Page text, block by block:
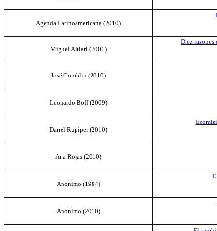
Agenda Latinoamericana (2010)
Miguel Altiari (2001)
Diez razones
José Comblin (2010)
Leonardo Boff (2009)
Darrel Rupiper(2010)
Ana Rojas (2010)
Anónimo (1994)
Anónimo (2010)